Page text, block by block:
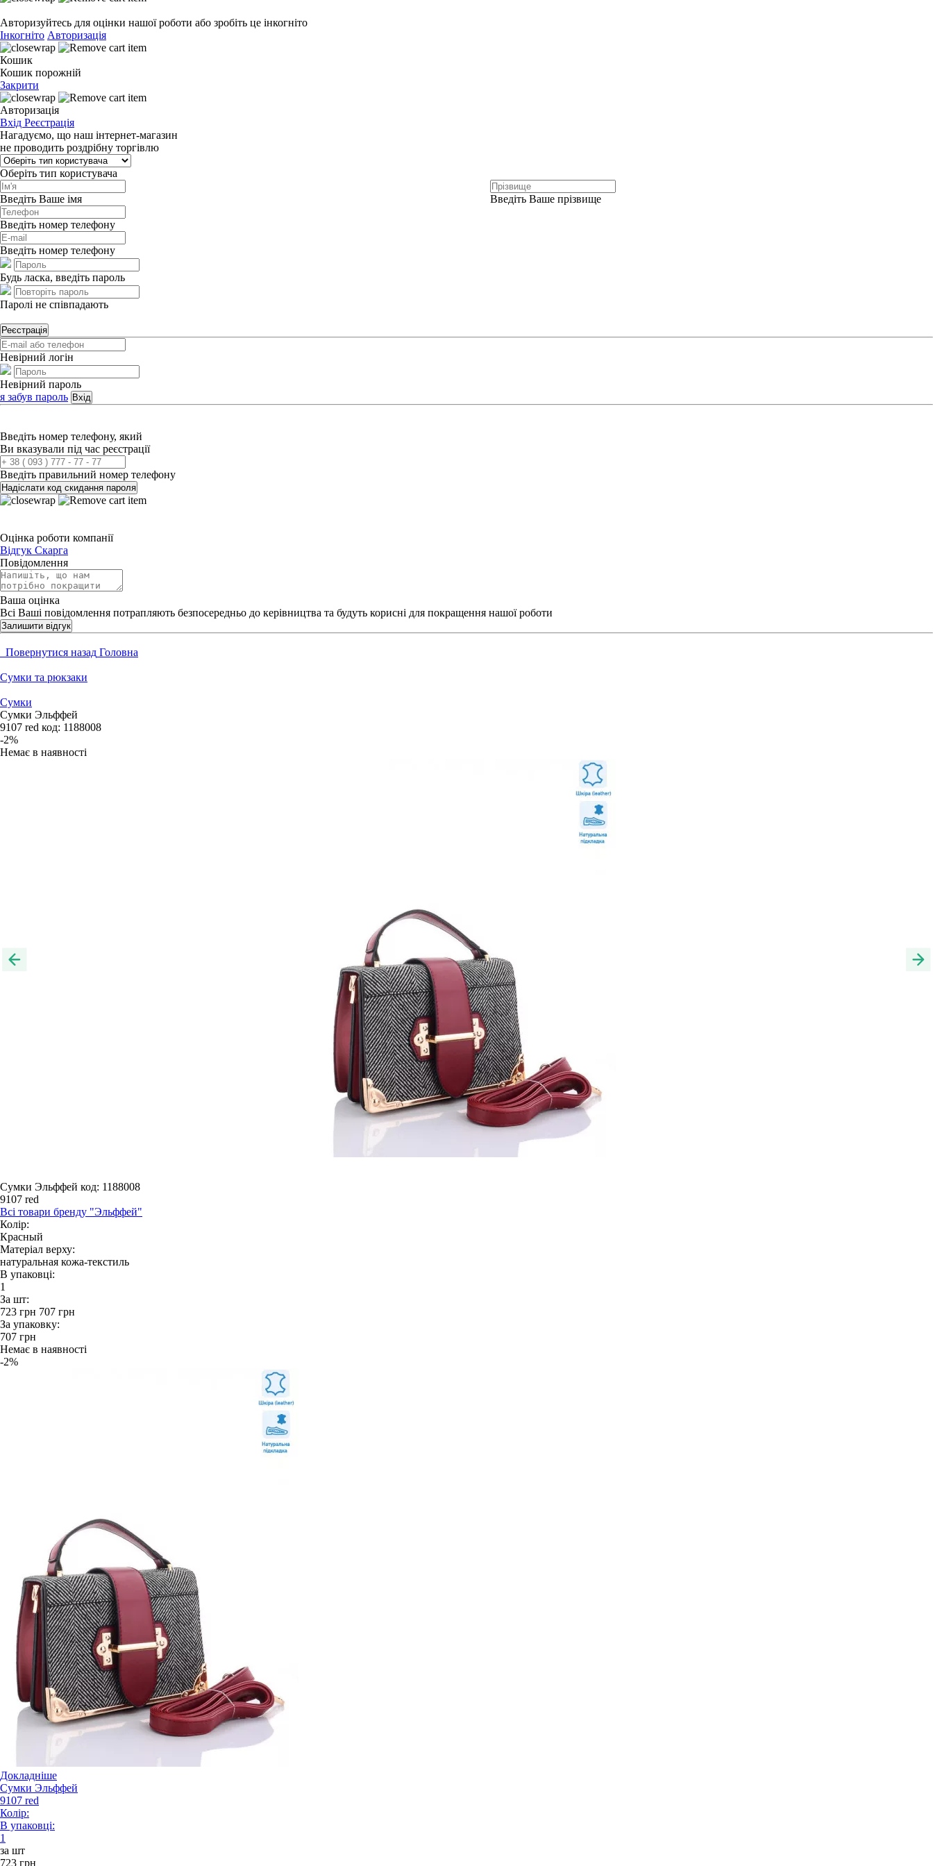
Авторизуйтесь для оцінки нашої роботи або зробіть це інкогніто
Інкогніто Авторизація
Кошик
Кошик порожній
Закрити
Авторизація
Вхід Реєстрація
Нагадуємо, що наш інтернет-магазин
не проводить роздрібну торгівлю
Оберіть тип користувача
Введіть Ваше імя Введіть Ваше прізвище
Введіть номер телефону
Введіть номер телефону
Будь ласка, введіть пароль
Паролі не співпадають
Реєстрація
Невірний логін
Невірний пароль
я забув пароль Вхід
Введіть номер телефону, який
Ви вказували під час реєстрації
Введіть правильний номер телефону
Надіслати код скидання пароля
Оцінка роботи компанії
Відгук Скарга
Повідомлення
Ваша оцінка
Всі Ваші повідомлення потрапляють безпосередньо до керівництва та будуть корисні для покращення нашої роботи
Залишити відгук
Повернутися назад Головна
Сумки та рюкзаки
Сумки
Сумки Эльффей
9107 red код: 1188008
-2%
Немає в наявності
Сумки Эльффей код: 1188008
9107 red
Всі товари бренду "Эльффей"
Колір:
Красный
Матеріал верху:
натуральная кожа-текстиль
В упаковці:
1
За шт:
723 грн 707 грн
За упаковку:
707 грн
Немає в наявності
-2%
Докладніше
Сумки Эльффей
9107 red
Колір:
В упаковці:
1
за шт
723 грн